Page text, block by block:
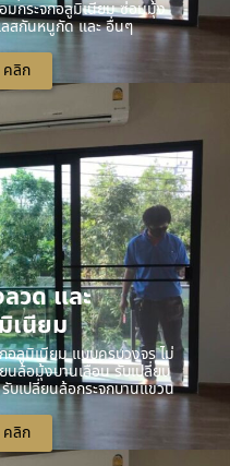
กระจกอลูมิเนียม ซ่อมมุ้ง
สกันหนูกัด และ อื่นๆ
คลิก
วด และ
เนียม
อลูมิเนียม แบบครบวงจร ไม่
นล้อมุ้งบานเลื่อน รับเปลี่ยน
บเปลี่ยนล้อกระจกบานแขวน
คลิก